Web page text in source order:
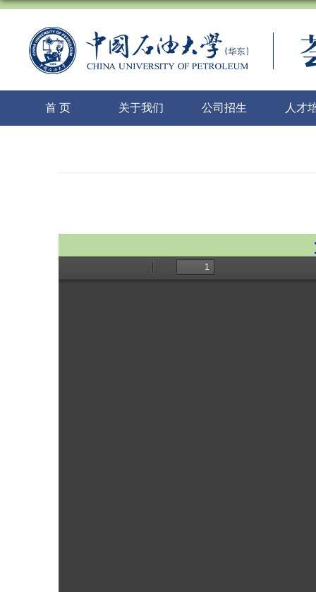
首 页 关于我们 公司招生 人才